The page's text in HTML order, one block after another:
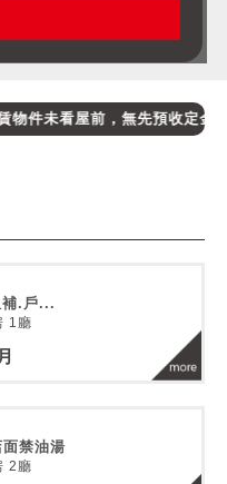
未看屋前，無先預收定金，請
補.戶...
1廳
禁油湯
2廳